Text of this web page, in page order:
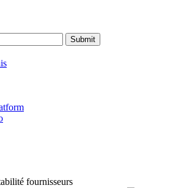
Submit
fournisseurs